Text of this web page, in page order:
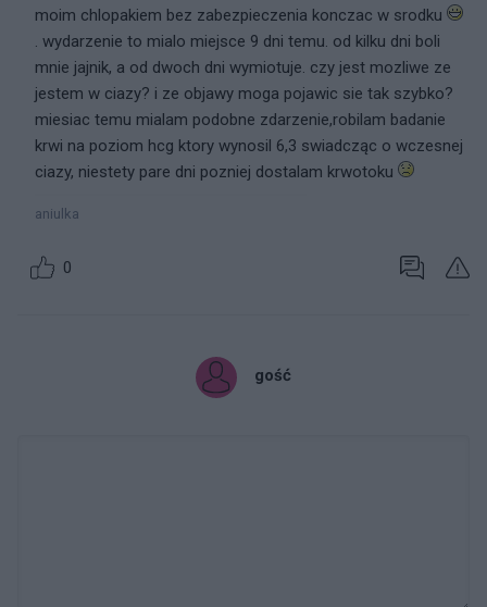
moim chlopakiem bez zabezpieczenia konczac w srodku
. wydarzenie to mialo miejsce 9 dni temu. od kilku dni boli
mnie jajnik, a od dwoch dni wymiotuje. czy jest mozliwe ze
jestem w ciazy? i ze objawy moga pojawic sie tak szybko?
miesiac temu mialam podobne zdarzenie,robilam badanie
krwi na poziom hcg ktory wynosil 6,3 swiadcząc o wczesnej
ciazy, niestety pare dni pozniej dostalam krwotoku
aniulka
0
gość